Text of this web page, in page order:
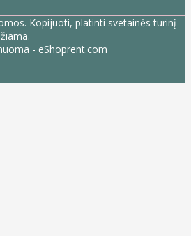
Kopijuoti, platinti svetainės turinį
- eShoprent.com